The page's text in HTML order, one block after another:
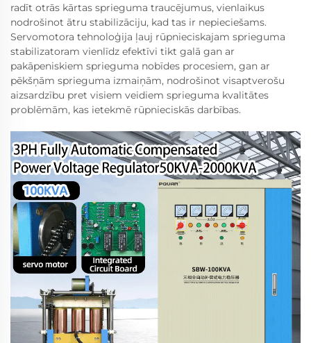
radīt otrās kārtas sprieguma traucējumus, vienlaikus
nodrošinot ātru stabilizāciju, kad tas ir nepieciešams.
Servomotora tehnoloģija ļauj rūpnieciskajam sprieguma
stabilizatoram vienlīdz efektīvi tikt galā gan ar
pakāpeniskiem sprieguma nobīdes procesiem, gan ar
pēkšņām sprieguma izmaiņām, nodrošinot visaptverošu
aizsardzību pret visiem veidiem sprieguma kvalitātes
problēmām, kas ietekmē rūpnieciskās darbības.